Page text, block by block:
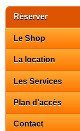
Réserver
Le Shop
La location
Les Services
Plan d'accès
Contact